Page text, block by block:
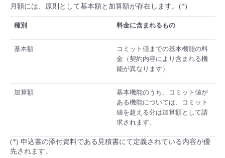
月額には、原則として基本額と加算額が存在します。(*)
種別 料金に含まれるもの
基本額
コミット値までの基本機能の料
金（契約内容により含まれる機
能が異なります）
加算額
基本機能のうち、コミット値が
ある機能については、コミット
値を超える分は加算額として請
求されます。
(*) 申込書の添付資料である見積書にて定義されている内容が優
先されます。